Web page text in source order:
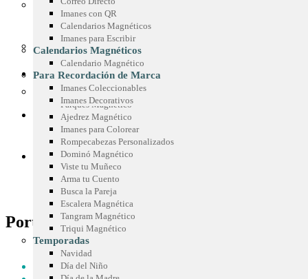
Regalos para Oficina
Separadores de Libros
Calendario de Escritorio
Planeador de Escritorio
Tablero en Adhesivo para Pared
Sticker Personalizados
Mouse Pad
Juegos Promocionales
Parqués Magnético
Ajedrez Magnético
Imanes para Colorear
Rompecabezas Personalizados
Dominó Magnético
Viste tu Muñeco
Arma tu Cuento
Busca la Pareja
Escalera Magnética
Tangram Magnético
Triqui Magnético
Temporadas
Navidad
Día del Niño
Adhesivos para Exteriores
Cintas para Vitrinas
Adhesivos en Espejo
Para Góndolas
Chispas Magnéticas
Chispas Marca Precio
Cenefas para Góndolas
Imanes con QR
Calendarios Magnéticos
Imanes para Escribir
Calendarios Magnéticos
Calendario Magnético
Para Recordación de Marca
Imanes Coleccionables
Imanes Decorativos
Paño de Microfibra
Toalla de Microfibra
Estuche de Microfibra
Stickers en Microfibra
CONOCE SIMETRÍA
COTIZA TU IDEA
BLOG
Portamemos con lápiz o marcador
HOME
REGALOS PARA LA NEVERA U HOGAR